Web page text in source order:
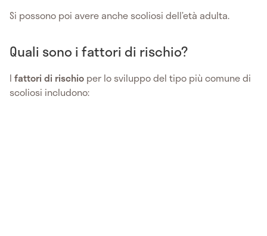
Si possono poi avere anche scoliosi dell’età adulta.
Quali sono i fattori di rischio?
I fattori di rischio per lo sviluppo del tipo più comune di
scoliosi includono: